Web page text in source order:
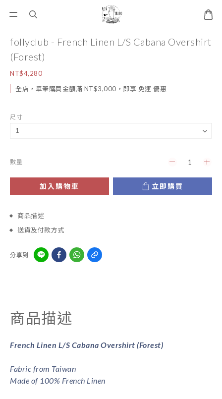
follyclub - French Linen L/S Cabana Overshirt
(Forest)
NT$4,280
全店，單筆購買金額滿 NT$3,000，即享 免運 優惠
尺寸
數量
加入購物車 立即購買
商品描述
送貨及付款方式
分享到
商品描述
French Linen L/S Cabana Overshirt (Forest)
Fabric from Taiwan
Made of 100% French Linen